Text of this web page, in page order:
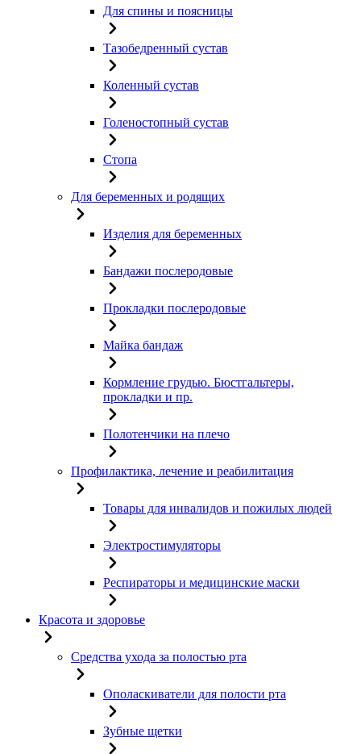
Для спины и поясницы
Тазобедренный сустав
Коленный сустав
Голеностопный сустав
Стопа
Для беременных и родящих
Изделия для беременных
Бандажи послеродовые
Прокладки послеродовые
Майка бандаж
Кормление грудью. Бюстгальтеры,
прокладки и пр.
Полотенчики на плечо
Профилактика, лечение и реабилитация
Товары для инвалидов и пожилых людей
Электростимуляторы
Респираторы и медицинские маски
Красота и здоровье
Средства ухода за полостью рта
Ополаскиватели для полости рта
Зубные щетки